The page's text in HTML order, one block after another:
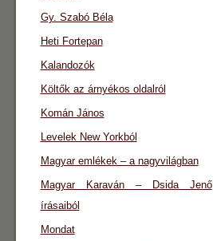
Gy. Szabó Béla
Heti Fortepan
Kalandozók
Költők az árnyékos oldalról
Komán János
Levelek New Yorkból
Magyar emlékek – a nagyvilágban
Magyar Karaván – Dsida Jenő
írásaiból
Mondat